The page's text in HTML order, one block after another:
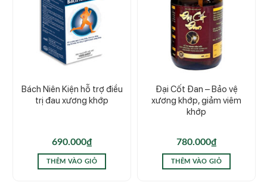
Bách Niên Kiện hỗ trợ điều
trị đau xương khớp
690.000₫
THÊM VÀO GIỎ
Đại Cốt Đan – Bảo vệ
xương khớp, giảm viêm
khớp
780.000₫
THÊM VÀO GIỎ